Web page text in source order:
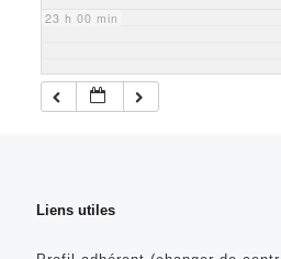
23 h 00 min
Liens utiles